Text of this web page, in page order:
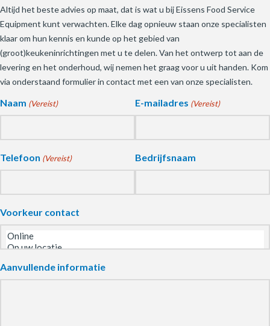
Altijd het beste advies op maat, dat is wat u bij Eissens Food Service
Equipment kunt verwachten. Elke dag opnieuw staan onze specialisten
klaar om hun kennis en kunde op het gebied van
(groot)keukeninrichtingen met u te delen. Van het ontwerp tot aan de
levering en het onderhoud, wij nemen het graag voor u uit handen. Kom
via onderstaand formulier in contact met een van onze specialisten.
Naam (Vereist) E-mailadres (Vereist)
Telefoon (Vereist) Bedrijfsnaam
Voorkeur contact
Aanvullende informatie